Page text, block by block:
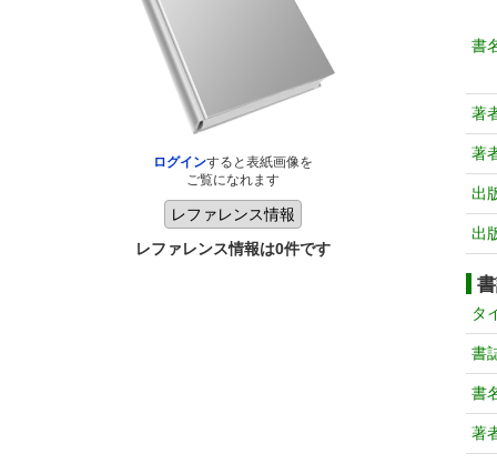
ログインすると表紙画像を
ご覧になれます
レファレンス情報は0件です
書
著
著
出
出
タ
書
書
著